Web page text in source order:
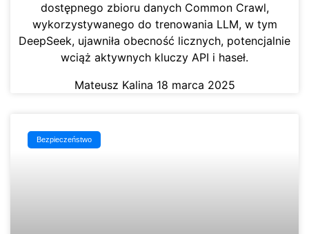
dostępnego zbioru danych Common Crawl,
wykorzystywanego do trenowania LLM, w tym
DeepSeek, ujawniła obecność licznych, potencjalnie
wciąż aktywnych kluczy API i haseł.
Mateusz Kalina 18 marca 2025
Bezpieczeństwo